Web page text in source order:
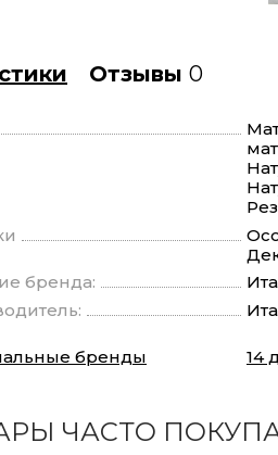
Отзывы 0
бренда:
бренды 14
ЧАСТО